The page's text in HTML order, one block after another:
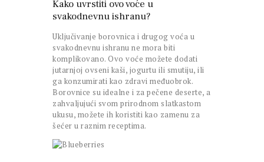
Kako uvrstiti ovo voće u
svakodnevnu ishranu?
Uključivanje borovnica i drugog voća u
svakodnevnu ishranu ne mora biti
komplikovano. Ovo voće možete dodati
jutarnjoj ovseni kaši, jogurtu ili smutiju, ili
ga konzumirati kao zdravi međuobrok.
Borovnice su idealne i za pečene deserte, a
zahvaljujući svom prirodnom slatkastom
ukusu, možete ih koristiti kao zamenu za
šećer u raznim receptima.